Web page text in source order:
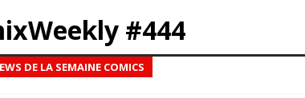
#444
DE LA SEMAINE COMICS